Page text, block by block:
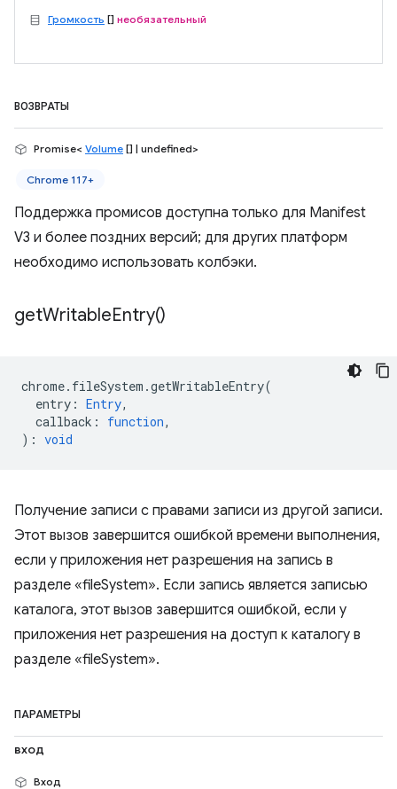
Громкость [] необязательный
ВОЗВРАТЫ
Promise< Volume [] | undefined>
Chrome 117+
Поддержка промисов доступна только для Manifest
V3 и более поздних версий; для других платформ
необходимо использовать колбэки.
getWritableEntry()
chrome. fileSystem .getWritableEntry(
entry : Entry,
callback : function,
) : void
Получение записи с правами записи из другой записи.
Этот вызов завершится ошибкой времени выполнения,
если у приложения нет разрешения на запись в
разделе «fileSystem». Если запись является записью
каталога, этот вызов завершится ошибкой, если у
приложения нет разрешения на доступ к каталогу в
разделе «fileSystem».
ПАРАМЕТРЫ
вход
Вход